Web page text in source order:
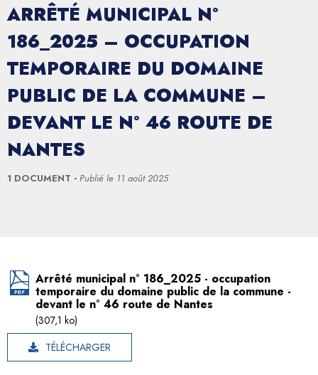
ARRÊTÉ MUNICIPAL N°
186_2025 – OCCUPATION
TEMPORAIRE DU DOMAINE
PUBLIC DE LA COMMUNE –
DEVANT LE N° 46 ROUTE DE
NANTES
1 DOCUMENT Publié le 11 août 2025
Arrêté municipal n° 186_2025 - occupation
temporaire du domaine public de la commune -
devant le n° 46 route de Nantes
(307,1 ko)
TÉLÉCHARGER